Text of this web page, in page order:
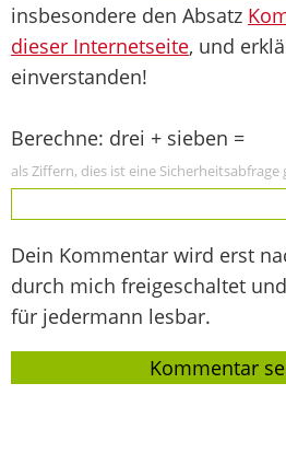
insbesondere den Absatz
dieser Internetseite, und
einverstanden!
Berechne: drei + sieben =
als Ziffern, dies ist eine Sicherheitsabfrage
Dein Kommentar wird erst
durch mich freigeschaltet
für jedermann lesbar.